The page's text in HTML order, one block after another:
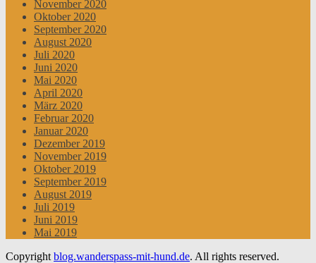
November 2020
Oktober 2020
September 2020
August 2020
Juli 2020
Juni 2020
Mai 2020
April 2020
März 2020
Februar 2020
Januar 2020
Dezember 2019
November 2019
Oktober 2019
September 2019
August 2019
Juli 2019
Juni 2019
Mai 2019
Copyright blog.wanderspass-mit-hund.de. All rights reserved.